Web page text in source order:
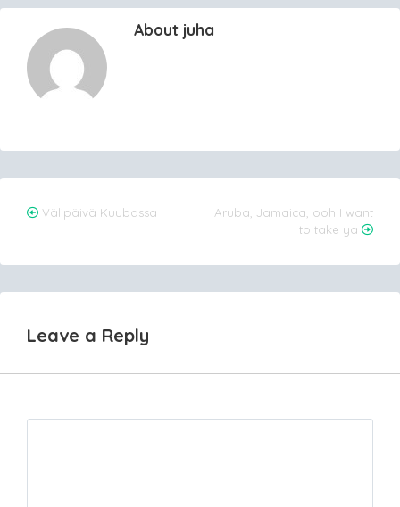
About juha
Post
Välipäivä Kuubassa
Aruba, Jamaica, ooh I want
to take ya
Leave a Reply